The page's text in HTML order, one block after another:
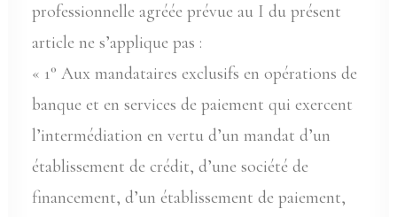
professionnelle agréée prévue au I du présent
article ne s’applique pas :
« 1° Aux mandataires exclusifs en opérations de
banque et en services de paiement qui exercent
l’intermédiation en vertu d’un mandat d’un
établissement de crédit, d’une société de
financement, d’un établissement de paiement,